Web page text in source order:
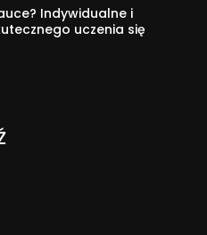
Indywidualne i
uczenia się